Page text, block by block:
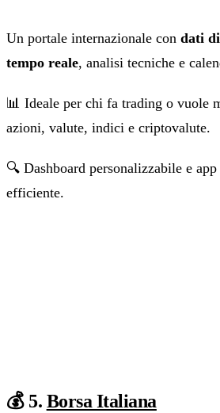
Un portale internazionale con dati
tempo reale, analisi tecniche e
📊 Ideale per chi fa trading o vuole
azioni, valute, indici e criptovalute.
🔍 Dashboard personalizzabile e
efficiente.
💰 5. Borsa Italiana